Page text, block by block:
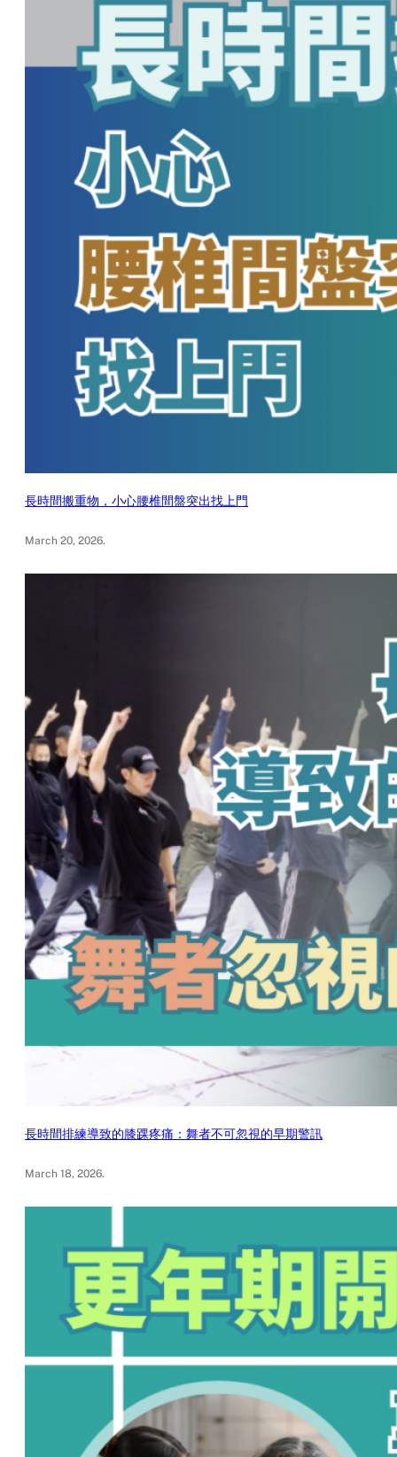
長時間搬重物，小心腰椎間盤突出找上門
March 20, 2026.
長時間排練導致的膝踝疼痛：舞者不可忽視的早期警訊
March 18, 2026.